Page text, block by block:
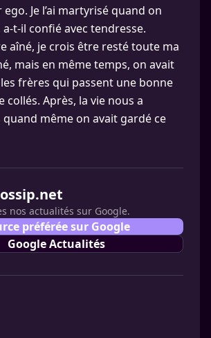
Je l’ai martyrisé quand on
t-il confié avec tendresse.
aîné, je crois être resté toute ma
mais en même temps, on avait
les frères qui passent une bonne
collés. Après, la vie nous a
quand même on avait gardé ce
nos actualités sur Google.
préférée sur Google
Google Actualités